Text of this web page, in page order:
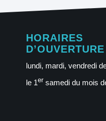
HORAIRES
D’OUVERTURE
lundi, mardi, vendredi
le 1er samedi du mois